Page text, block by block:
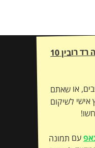
צריכים עזרה עם פוטיניה רד רובין 10
או שאתם
אישי לשיקום
עם תמונה
– ונתאים לכם את הטיפול המדויק לשיקום